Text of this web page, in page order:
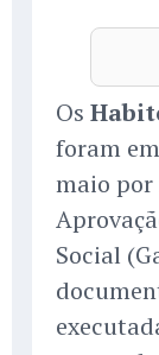
Os
foram
maio por
Social